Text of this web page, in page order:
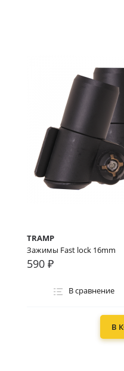
TRAMP
Зажимы Fast lock 16mm
590 ₽
В сравнение
В